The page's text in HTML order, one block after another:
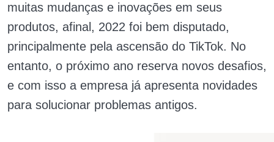
muitas mudanças e inovações em seus
produtos, afinal, 2022 foi bem disputado,
principalmente pela ascensão do TikTok. No
entanto, o próximo ano reserva novos desafios,
e com isso a empresa já apresenta novidades
para solucionar problemas antigos.